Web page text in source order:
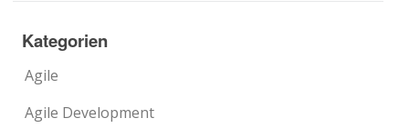
Kategorien
Agile
Agile Development